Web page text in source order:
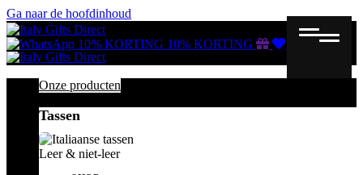
Ga naar de hoofdinhoud
10% KORTING 10% KORTING Gutscheine
Wunschliste
Warenkorb
Onze producten
Tassen
Leer & niet-leer